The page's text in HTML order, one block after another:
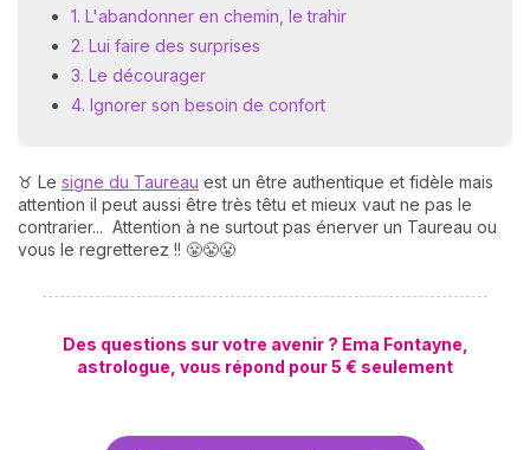
1. L'abandonner en chemin, le trahir
2. Lui faire des surprises
3. Le décourager
4. Ignorer son besoin de confort
♉ Le signe du Taureau est un être authentique et fidèle mais
attention il peut aussi être très têtu et mieux vaut ne pas le
contrarier... Attention à ne surtout pas énerver un Taureau ou
vous le regretterez !! 😤😤😤
Des questions sur votre avenir ? Ema Fontayne,
astrologue, vous répond pour 5 € seulement